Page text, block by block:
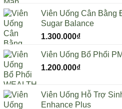
là:
1.020.000₫.
Viên Uống Cân Bằng
Sugar Balance
1.300.000₫
Viên Uống Bổ Phổi
1.200.000₫
Viên Uống Hỗ Trợ
Enhance Plus